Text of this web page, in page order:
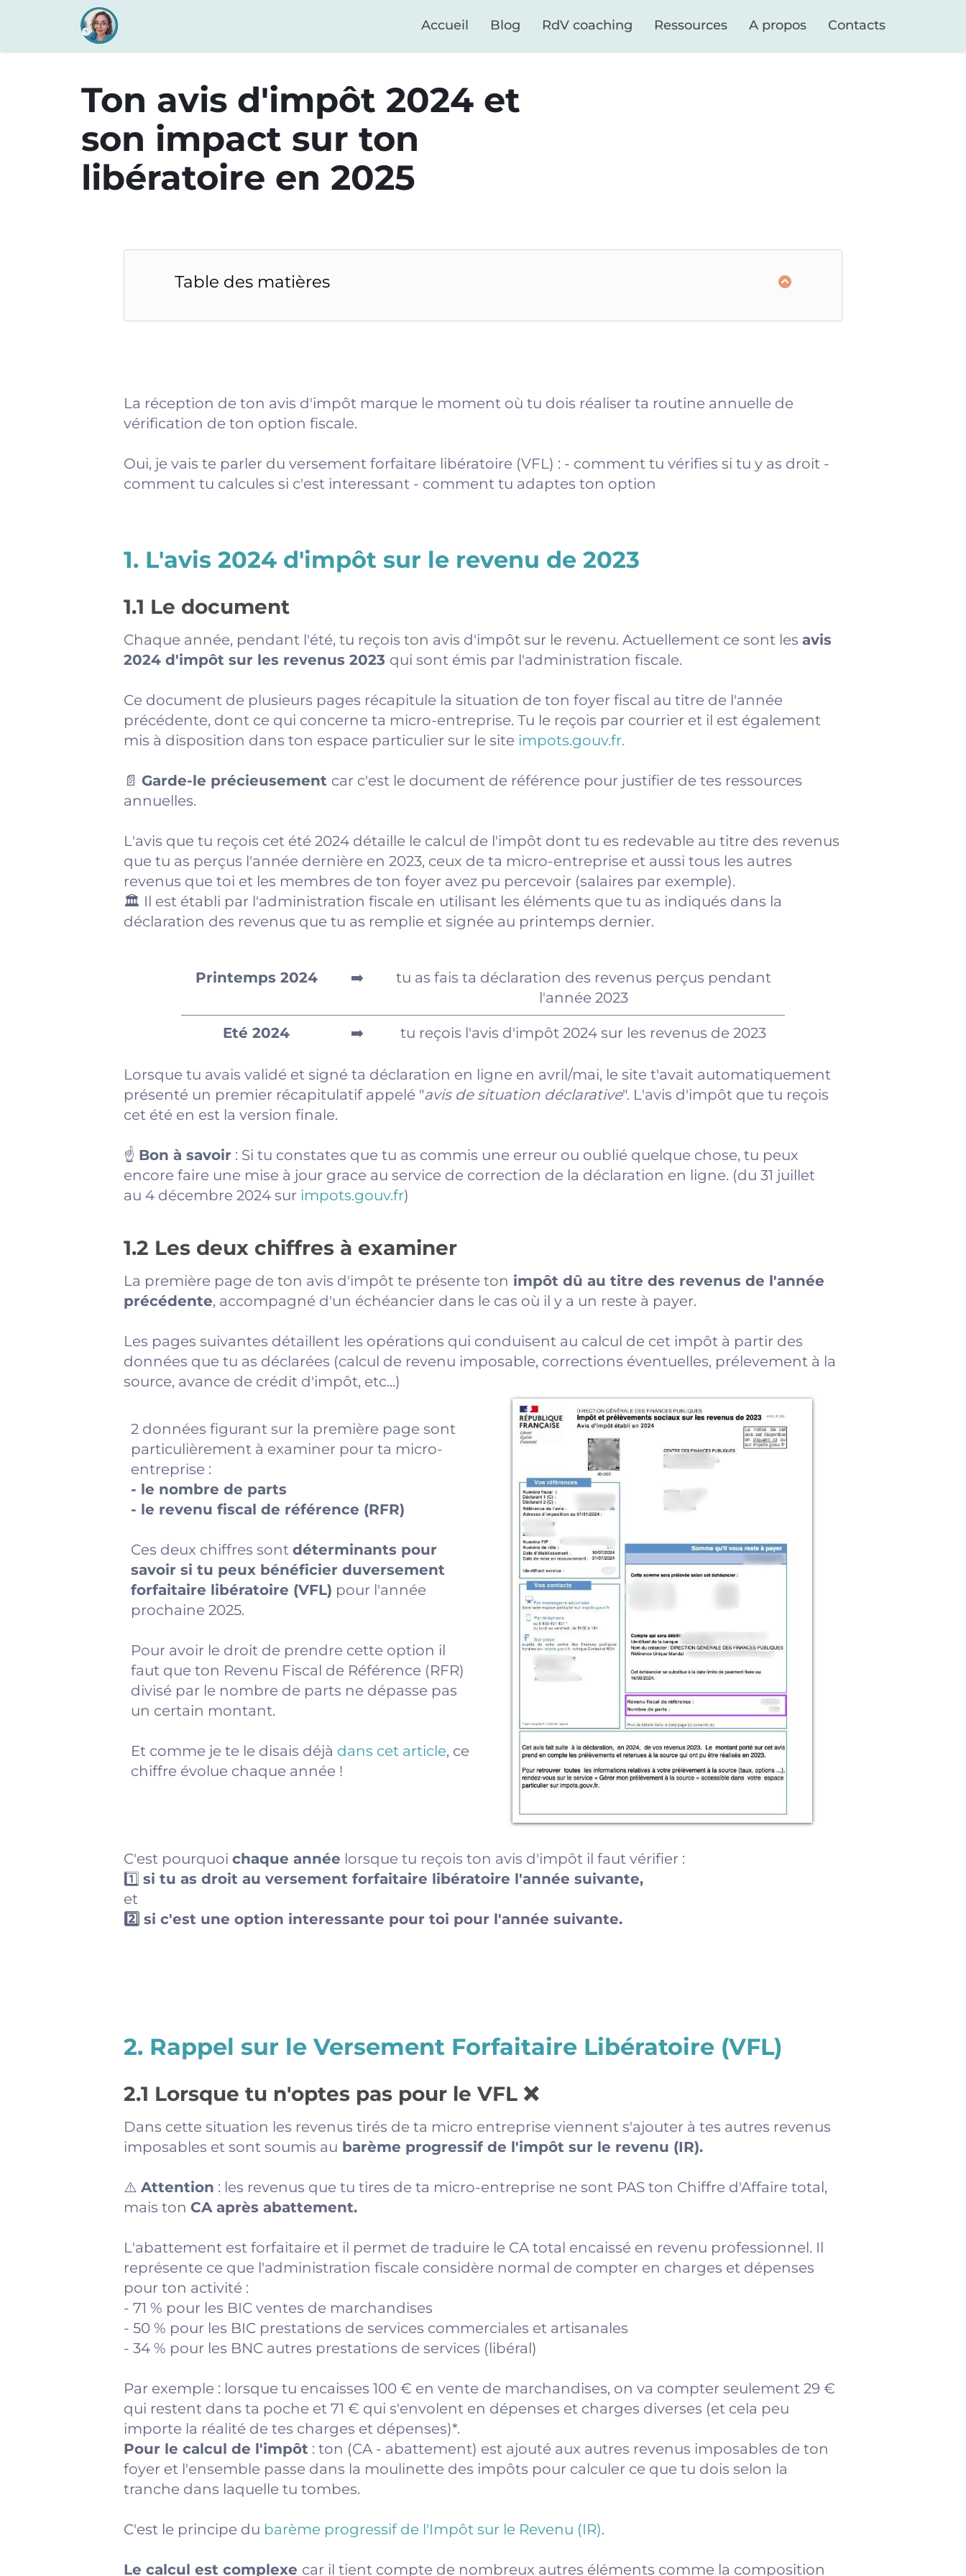
Accueil Blog RdV coaching Ressources A propos Contacts
Ton avis d'impôt 2024 et
son impact sur ton
libératoire en 2025
Table des matières
La réception de ton avis d'impôt marque le moment où tu dois réaliser ta routine annuelle de
vérification de ton option fiscale.
Oui, je vais te parler du versement forfaitare libératoire (VFL) : - comment tu vérifies si tu y as droit -
comment tu calcules si c'est interessant - comment tu adaptes ton option
1. L'avis 2024 d'impôt sur le revenu de 2023
1.1 Le document
Chaque année, pendant l'été, tu reçois ton avis d'impôt sur le revenu. Actuellement ce sont les avis
2024 d'impôt sur les revenus 2023 qui sont émis par l'administration fiscale.
Ce document de plusieurs pages récapitule la situation de ton foyer fiscal au titre de l'année
précédente, dont ce qui concerne ta micro-entreprise. Tu le reçois par courrier et il est également
mis à disposition dans ton espace particulier sur le site impots.gouv.fr.
📄 Garde-le précieusement car c'est le document de référence pour justifier de tes ressources
annuelles.
L'avis que tu reçois cet été 2024 détaille le calcul de l'impôt dont tu es redevable au titre des revenus
que tu as perçus l'année dernière en 2023, ceux de ta micro-entreprise et aussi tous les autres
revenus que toi et les membres de ton foyer avez pu percevoir (salaires par exemple).
🏛️ Il est établi par l'administration fiscale en utilisant les éléments que tu as indiqués dans la
déclaration des revenus que tu as remplie et signée au printemps dernier.
Printemps 2024 ➡️
tu as fais ta déclaration des revenus perçus pendant
l'année 2023
Eté 2024 ➡️ tu reçois l'avis d'impôt 2024 sur les revenus de 2023
Lorsque tu avais validé et signé ta déclaration en ligne en avril/mai, le site t'avait automatiquement
présenté un premier récapitulatif appelé "avis de situation déclarative". L'avis d'impôt que tu reçois
cet été en est la version finale.
☝️ Bon à savoir : Si tu constates que tu as commis une erreur ou oublié quelque chose, tu peux
encore faire une mise à jour grace au service de correction de la déclaration en ligne. (du 31 juillet
au 4 décembre 2024 sur impots.gouv.fr)
1.2 Les deux chiffres à examiner
La première page de ton avis d'impôt te présente ton impôt dû au titre des revenus de l'année
précédente, accompagné d'un échéancier dans le cas où il y a un reste à payer.
Les pages suivantes détaillent les opérations qui conduisent au calcul de cet impôt à partir des
données que tu as déclarées (calcul de revenu imposable, corrections éventuelles, prélevement à la
source, avance de crédit d'impôt, etc...)
2 données figurant sur la première page sont
particulièrement à examiner pour ta micro-
entreprise :
- le nombre de parts
- le revenu fiscal de référence (RFR)
Ces deux chiffres sont déterminants pour
savoir si tu peux bénéficier duversement
forfaitaire libératoire (VFL) pour l'année
prochaine 2025.
Pour avoir le droit de prendre cette option il
faut que ton Revenu Fiscal de Référence (RFR)
divisé par le nombre de parts ne dépasse pas
un certain montant.
Et comme je te le disais déjà dans cet article, ce
chiffre évolue chaque année !
C'est pourquoi chaque année lorsque tu reçois ton avis d'impôt il faut vérifier :
1️⃣ si tu as droit au versement forfaitaire libératoire l'année suivante,
et
2️⃣ si c'est une option interessante pour toi pour l'année suivante.
2. Rappel sur le Versement Forfaitaire Libératoire (VFL)
2.1 Lorsque tu n'optes pas pour le VFL ❌
Dans cette situation les revenus tirés de ta micro entreprise viennent s'ajouter à tes autres revenus
imposables et sont soumis au barème progressif de l'impôt sur le revenu (IR).
⚠️ Attention : les revenus que tu tires de ta micro-entreprise ne sont PAS ton Chiffre d'Affaire total,
mais ton CA après abattement.
L'abattement est forfaitaire et il permet de traduire le CA total encaissé en revenu professionnel. Il
représente ce que l'administration fiscale considère normal de compter en charges et dépenses
pour ton activité :
- 71 % pour les BIC ventes de marchandises
- 50 % pour les BIC prestations de services commerciales et artisanales
- 34 % pour les BNC autres prestations de services (libéral)
Par exemple : lorsque tu encaisses 100 € en vente de marchandises, on va compter seulement 29 €
qui restent dans ta poche et 71 € qui s'envolent en dépenses et charges diverses (et cela peu
importe la réalité de tes charges et dépenses)*.
Pour le calcul de l'impôt : ton (CA - abattement) est ajouté aux autres revenus imposables de ton
foyer et l'ensemble passe dans la moulinette des impôts pour calculer ce que tu dois selon la
tranche dans laquelle tu tombes.
C'est le principe du barème progressif de l'Impôt sur le Revenu (IR).
Le calcul est complexe car il tient compte de nombreux autres éléments comme la composition